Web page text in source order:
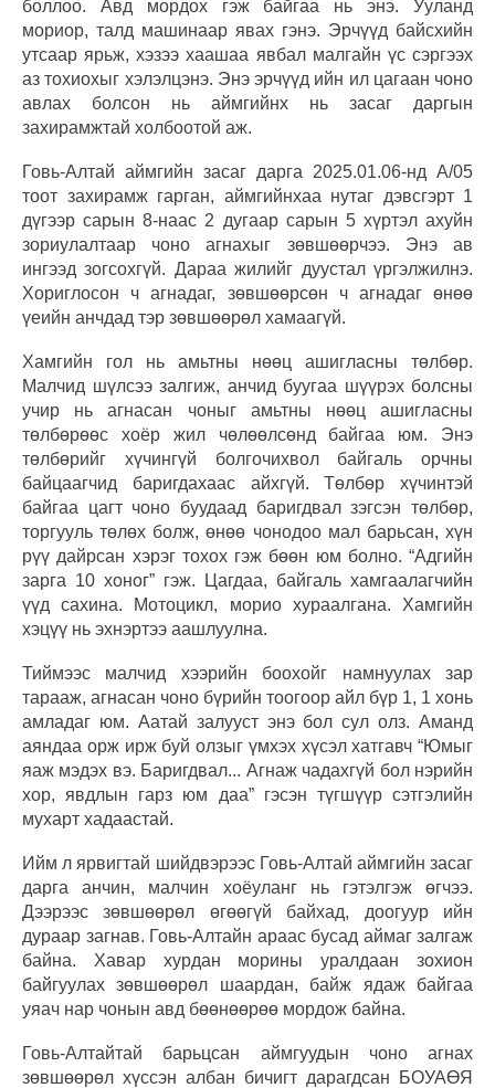
боллоо. Авд мордох гэж байгаа нь энэ. Ууланд
мориор, талд машинаар явах гэнэ. Эрчүүд байсхийн
утсаар ярьж, хэзээ хаашаа явбал малгайн үс сэргээх
аз тохиохыг хэлэлцэнэ. Энэ эрчүүд ийн ил цагаан чоно
авлах болсон нь аймгийнх нь засаг даргын
захирамжтай холбоотой аж.
Говь-Алтай аймгийн засаг дарга 2025.01.06-нд А/05
тоот захирамж гарган, аймгийнхаа нутаг дэвсгэрт 1
дүгээр сарын 8-наас 2 дугаар сарын 5 хүртэл ахуйн
зориулалтаар чоно агнахыг зөвшөөрчээ. Энэ ав
ингээд зогсохгүй. Дараа жилийг дуустал үргэлжилнэ.
Хориглосон ч агнадаг, зөвшөөрсөн ч агнадаг өнөө
үеийн анчдад тэр зөвшөөрөл хамаагүй.
Хамгийн гол нь амьтны нөөц ашигласны төлбөр.
Малчид шүлсээ залгиж, анчид буугаа шүүрэх болсны
учир нь агнасан чоныг амьтны нөөц ашигласны
төлбөрөөс хоёр жил чөлөөлсөнд байгаа юм. Энэ
төлбөрийг хүчингүй болгочихвол байгаль орчны
байцаагчид баригдахаас айхгүй. Төлбөр хүчинтэй
байгаа цагт чоно буудаад баригдвал зэгсэн төлбөр,
торгууль төлөх болж, өнөө чонодоо мал барьсан, хүн
рүү дайрсан хэрэг тохох гэж бөөн юм болно. “Адгийн
зарга 10 хоног” гэж. Цагдаа, байгаль хамгаалагчийн
үүд сахина. Мотоцикл, морио хураалгана. Хамгийн
хэцүү нь эхнэртээ аашлуулна.
Тиймээс малчид хээрийн боохойг намнуулах зар
тарааж, агнасан чоно бүрийн тоогоор айл бүр 1, 1 хонь
амладаг юм. Аатай залууст энэ бол сул олз. Аманд
аяндаа орж ирж буй олзыг үмхэх хүсэл хатгавч “Юмыг
яаж мэдэх вэ. Баригдвал... Агнаж чадахгүй бол нэрийн
хор, явдлын гарз юм даа” гэсэн түгшүүр сэтгэлийн
мухарт хадаастай.
Ийм л ярвигтай шийдвэрээс Говь-Алтай аймгийн засаг
дарга анчин, малчин хоёуланг нь гэтэлгэж өгчээ.
Дээрээс зөвшөөрөл өгөөгүй байхад, доогуур ийн
дураар загнав. Говь-Алтайн араас бусад аймаг залгаж
байна. Хавар хурдан морины уралдаан зохион
байгуулах зөвшөөрөл шаардан, байж ядаж байгаа
уяач нар чонын авд бөөнөөрөө мордож байна.
Говь-Алтайтай барьцсан аймгуудын чоно агнах
зөвшөөрөл хүссэн албан бичигт дарагдсан БОУАӨЯ